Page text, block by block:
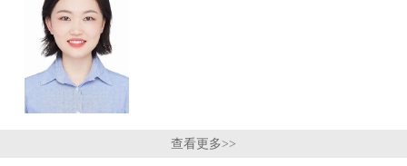
查看更多>>